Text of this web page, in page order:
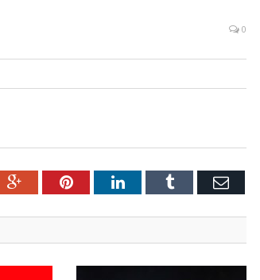
0
Google+PinterestLinkedInTumblr Email